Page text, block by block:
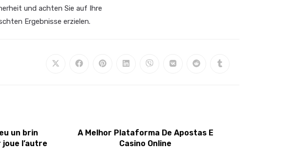
und achten Sie auf Ihre
Ergebnisse erzielen.
un brin
l’autre
A Melhor Plataforma De Apostas E
Casino Online